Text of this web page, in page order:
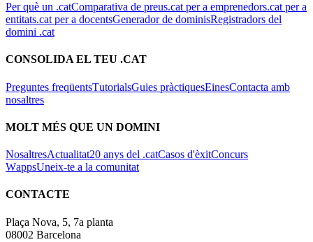
Per què un .catComparativa de preus.cat per a emprenedors.cat per a
entitats.cat per a docentsGenerador de dominisRegistradors del
domini .cat
CONSOLIDA EL TEU .CAT
Preguntes freqüentsTutorialsGuies pràctiquesEinesContacta amb
nosaltres
MOLT MÉS QUE UN DOMINI
NosaltresActualitat20 anys del .catCasos d'èxitConcurs
WappsUneix-te a la comunitat
CONTACTE
Plaça Nova, 5, 7a planta
08002 Barcelona